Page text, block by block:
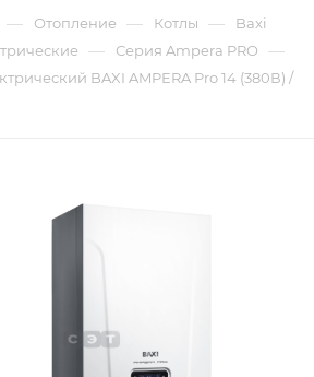
— Отопление — Котлы — Baxi
— Серия Ampera PRO —
BAXI AMPERA Pro 14 (380В) /